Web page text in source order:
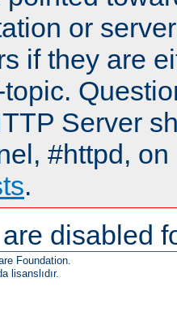
or
if they are
Server
#httpd,
.
disabled
Foundation.
lisanslıdır.